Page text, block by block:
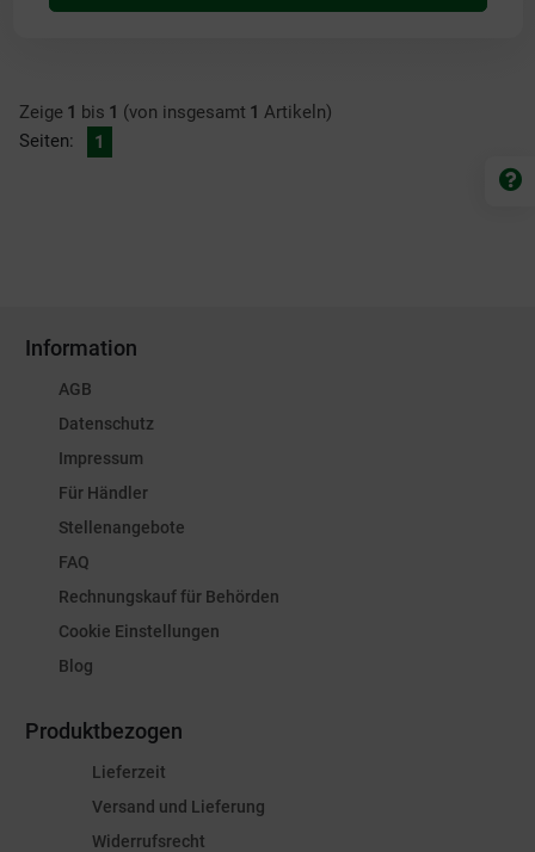
Zeige 1 bis 1 (von insgesamt 1 Artikeln)
Seiten:
1
Information
AGB
Datenschutz
Impressum
Für Händler
Stellenangebote
FAQ
Rechnungskauf für Behörden
Cookie Einstellungen
Blog
Produktbezogen
Lieferzeit
Versand und Lieferung
Widerrufsrecht